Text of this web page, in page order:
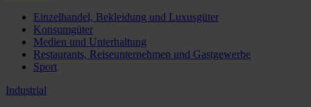
Einzelhandel, Bekleidung und Luxusgüter
Konsumgüter
Medien und Unterhaltung
Restaurants, Reiseunternehmen und Gastgewerbe
Sport
Industrial